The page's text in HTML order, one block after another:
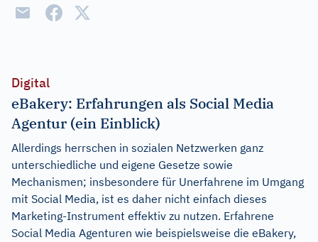
Digital
eBakery: Erfahrungen als Social Media
Agentur (ein Einblick)
Allerdings herrschen in sozialen Netzwerken ganz
unterschiedliche und eigene Gesetze sowie
Mechanismen; insbesondere für Unerfahrene im Umgang
mit Social Media, ist es daher nicht einfach dieses
Marketing-Instrument effektiv zu nutzen. Erfahrene
Social Media Agenturen wie beispielsweise die eBakery,